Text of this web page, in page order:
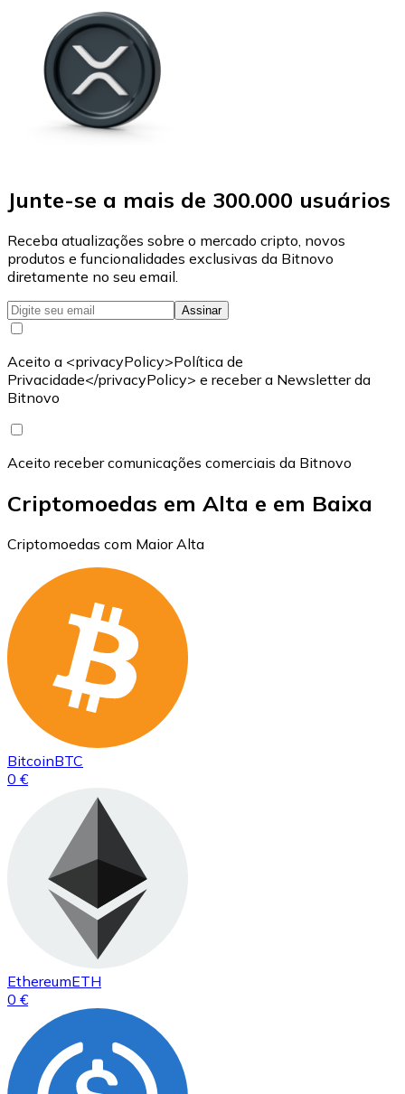
Junte-se a mais de 300.000 usuários
Receba atualizações sobre o mercado cripto, novos
produtos e funcionalidades exclusivas da Bitnovo
diretamente no seu email.
Assinar
Aceito a <privacyPolicy>Política de
Privacidade</privacyPolicy> e receber a Newsletter da
Bitnovo
Aceito receber comunicações comerciais da Bitnovo
Criptomoedas em Alta e em Baixa
Criptomoedas com Maior Alta
BitcoinBTC
0 €
EthereumETH
0 €